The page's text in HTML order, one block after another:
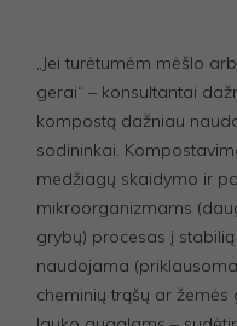
„Jei turėtumėm mėšlo
gerai“ – konsultantai
kompostą dažniau
sodininkai.
medžiagų skaidymo ir
mikroorganizmams
grybų) procesas į
naudojama
cheminių trąšų ar